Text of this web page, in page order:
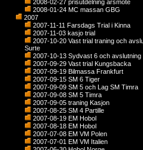
2008-02-27 prisutdelning arsmote
2008-01-24 MC massan GBG
2007
2007-11-11 Farsdags Trial i Kinna
2007-11-03 kasjo trial
2007-10-20 Vast trial traning och
Surte
2007-10-13 Sydvast 6 och avslutning
2007-09-29 Vast trial Kungsbacka
2007-09-19 Bilmassa Frankfurt
2007-09-15 SM 6 Tiger
2007-09-09 SM 5 och Lag SM Timra
2007-09-08 SM 5 Timra
2007-09-05 traning Kasjon
2007-08-25 SM 4 Partille
2007-08-19 EM Hobol
2007-08-18 EM Hobol
2007-07-08 EM VM Polen
2007-07-01 EM VM Italien